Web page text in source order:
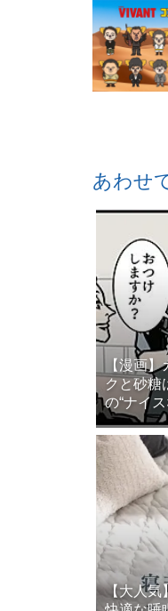
あわせ
【漫画
クと砂
の“ナイ
【大人気